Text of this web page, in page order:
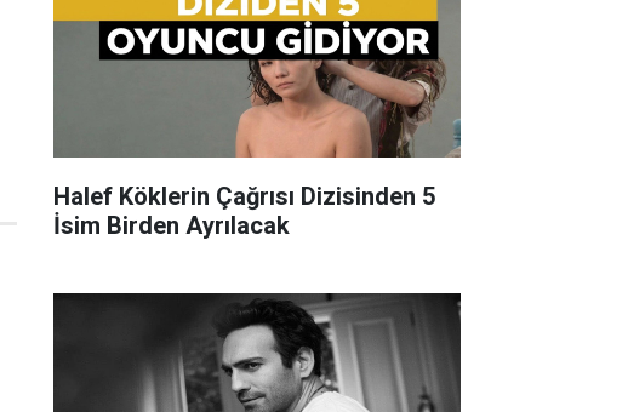
Halef Köklerin Çağrısı Dizisinden 5
İsim Birden Ayrılacak